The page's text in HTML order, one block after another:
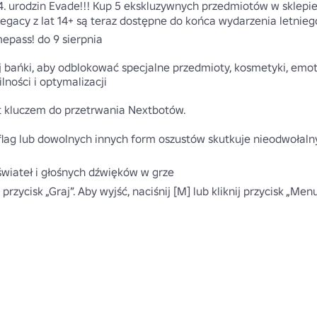
urodzin Evade!!! Kup 5 ekskluzywnych przedmiotów w
z lat 14+ są teraz dostępne do końca wydarzenia
do 9 sierpnia
aby odblokować specjalne przedmioty, kosmetyki,
i optymalizacji
do przetrwania Nextbotów.
lub dowolnych innych form oszustów skutkuje
i głośnych dźwięków w grze
„Graj”. Aby wyjść, naciśnij [M] lub kliknij przycisk